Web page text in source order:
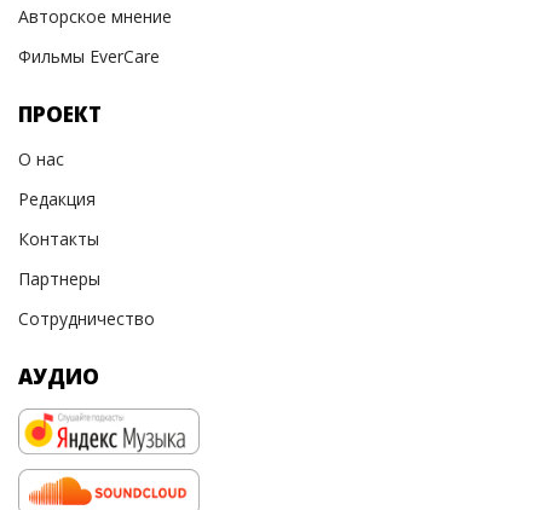
Авторское мнение
Фильмы EverCare
ПРОЕКТ
О нас
Редакция
Контакты
Партнеры
Сотрудничество
АУДИО